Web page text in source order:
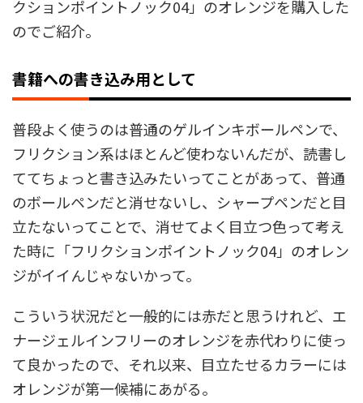
クションポイントノック04」のオレンジを購入した
のでご紹介。
書籍への書き込み用として
普段よく使うのは普通のゲルインキボールペンで、
フリクション系はほとんど使わないんだが、読書し
ててちょっと書き込みたいってことがあって、普通
のボールペンだと消せないし、シャープペンだと目
立たないってことで、消せてよく目立つ色って考え
た時に「フリクションポイントノック04」のオレン
ジがイイんじゃないかって。
こういう状況だと一般的には赤だと思うけれど、エ
ナージェルインフリーのオレンジを赤代わりに使っ
て良かったので、それ以来、目立たせるカラーには
オレンジが第一候補にあがる。